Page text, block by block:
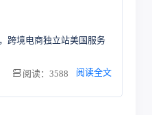
跨境电商独立站美国服务
阅读：3588 阅读全文